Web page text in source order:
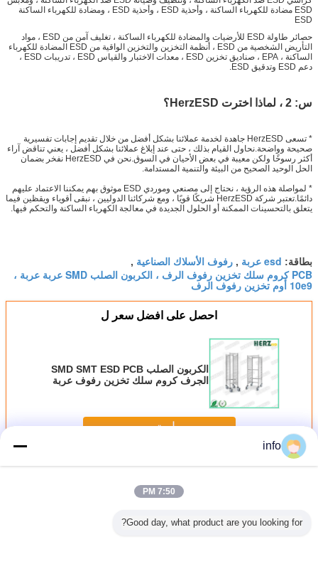
ESD مضادة للكهرباء الساكنة ، وأحذية ESD ، وأحذية ESD ، ومضادة للكهرباء الساكنة
ESD
حصائر طاولة ESD للأرضيات والمضادة للكهرباء الساكنة ، تغليف آمن من ESD ، مواد
التأريض الشخصية من ESD ، أنظمة التخزين والتخزين الواقية من ESD المضادة للكهرباء
الساكنة ، EPA ، صناديق تخزين ESD ، معدات الاختبار والقياس ESD ، تدريبات ESD ،
دعم ESD وتدقيق ESD.
س: 2 ، لماذا اخترت HerzESD؟
* تسعى HerzESD جاهدة لخدمة عملائنا بشكل أفضل من خلال تقديم إجابات تفسيرية
صحيحة وواضحة.نحاول القيام بذلك ، حتى عند إبلاغ عملائنا بشكل أفضل ، يعني تناقض آراء
أكثر رسوخًا ولكن معيبة في بعض الأحيان في السوق.نحن في HerzESD نفخر بضمان
الحل الوحيد الصحيح من البيئة والتنمية المستدامة.
* لمواصلة هذه الرؤية ، نحتاج إلى مصنعي وموردي ESD موثوق بهم يمكننا الاعتماد عليهم
دائمًا.تعتبر شركة HerzESD شريكًا قويًا ، ومع شركائنا الدوليين ، نبقى أقوياء ويقظين فيما
يتعلق بالتحسينات الممكنة أو الحلول الجديدة في معالجة الكهرباء الساكنة والتحكم فيها.
بطاقة: esd عربة , رفوف الأسلاك الصناعية ,
PCB كروم سلك تخزين رفوف الرف ، الكربون الصلب SMD عربة عربة ،
10e9 أوم تخزين رفوف الرف
احصل على افضل سعر ل
الكربون الصلب SMD SMT ESD PCB
الجرف كروم سلك تخزين رفوف عربة
استمر
أكثررفوف تخزين ESD
info
7:50 PM
Good day, what product are you looking for?